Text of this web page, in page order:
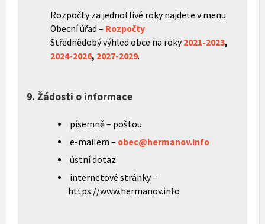
Rozpočty za jednotlivé roky najdete v menu
Obecní úřad – Rozpočty
Střednědobý výhled obce na roky 2021-2023,
2024-2026, 2027-2029.
9. Žádosti o informace
písemně – poštou
e-mailem – obec@hermanov.info
ústní dotaz
internetové stránky –
https://www.hermanov.info